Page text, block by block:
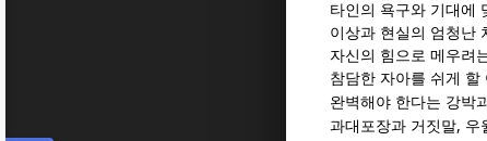
타인의 욕구와 기대에
이상과 현실의 엄청난
자신의 힘으로 메우려
참담한 자아를 쉬게 할
완벽해야 한다는 강박
과대포장과 거짓말, 우